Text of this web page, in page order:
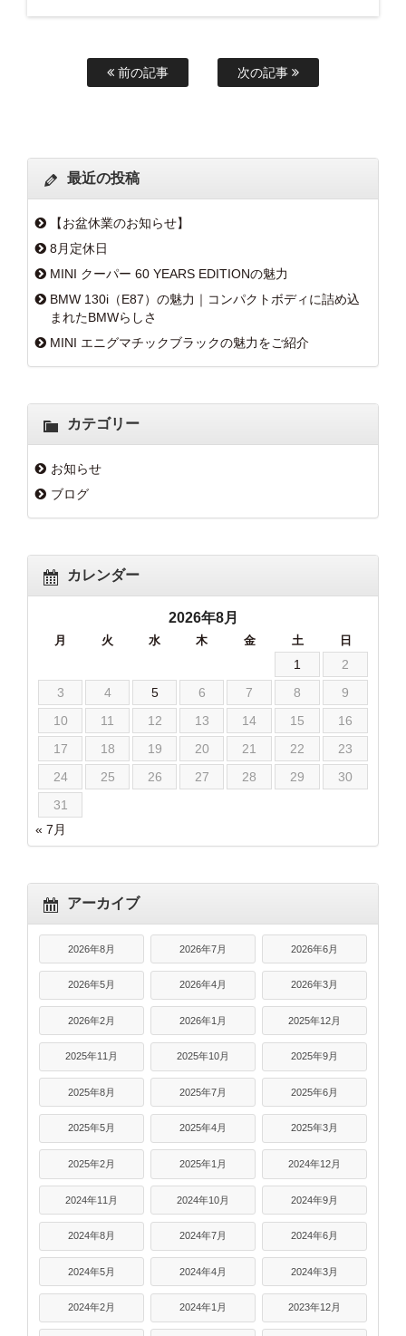
前の記事 次の記事
最近の投稿
【お盆休業のお知らせ】
8月定休日
MINI クーパー 60 YEARS EDITIONの魅力
BMW 130i（E87）の魅力｜コンパクトボディに詰め込
まれたBMWらしさ
MINI エニグマチックブラックの魅力をご紹介
カテゴリー
お知らせ
ブログ
カレンダー
2026年8月
月 火 水 木 金 土 日
1
2
3
4 5 6 7 8
9
10
11 12 13 14 15
16
17
18 19 20 21 22
23
24
25 26 27 28 29
30
31
« 7月
アーカイブ
2026年8月 2026年7月 2026年6月
2026年5月 2026年4月 2026年3月
2026年2月 2026年1月 2025年12月
2025年11月 2025年10月 2025年9月
2025年8月 2025年7月 2025年6月
2025年5月 2025年4月 2025年3月
2025年2月 2025年1月 2024年12月
2024年11月 2024年10月 2024年9月
2024年8月 2024年7月 2024年6月
2024年5月 2024年4月 2024年3月
2024年2月 2024年1月 2023年12月